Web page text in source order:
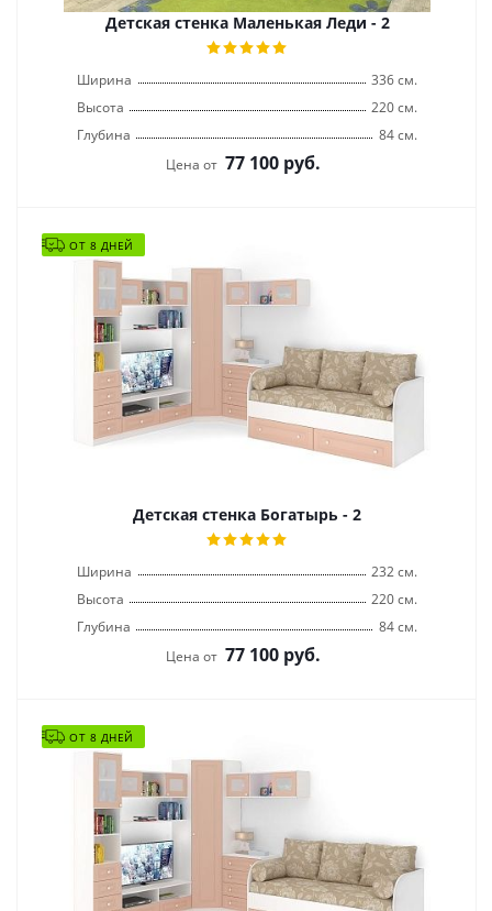
Детская стенка Маленькая Леди - 2
Ширина
336 см.
Высота
220 см.
Глубина
84 см.
Цена от 77 100 руб.
ОТ 8 ДНЕЙ
Детская стенка Богатырь - 2
Ширина
232 см.
Высота
220 см.
Глубина
84 см.
Цена от 77 100 руб.
ОТ 8 ДНЕЙ